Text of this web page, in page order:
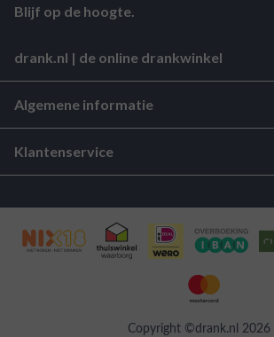
drank.nl | de online drankwinkel
Algemene informatie
Klantenservice
Blijf op de hoogte.
Copyright ©drank.nl 2026